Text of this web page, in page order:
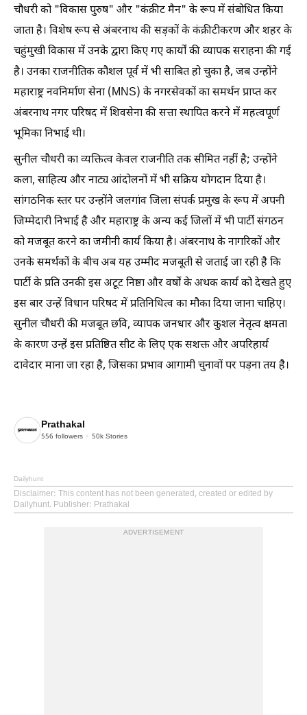
चौधरी को "विकास पुरुष" और "कंक्रीट मैन" के रूप में संबोधित किया
जाता है। विशेष रूप से अंबरनाथ की सड़कों के कंक्रीटीकरण और शहर के
चहुंमुखी विकास में उनके द्वारा किए गए कार्यों की व्यापक सराहना की गई
है। उनका राजनीतिक कौशल पूर्व में भी साबित हो चुका है, जब उन्होंने
महाराष्ट्र नवनिर्माण सेना (MNS) के नगरसेवकों का समर्थन प्राप्त कर
अंबरनाथ नगर परिषद में शिवसेना की सत्ता स्थापित करने में महत्वपूर्ण
भूमिका निभाई थी।
सुनील चौधरी का व्यक्तित्व केवल राजनीति तक सीमित नहीं है; उन्होंने
कला, साहित्य और नाट्य आंदोलनों में भी सक्रिय योगदान दिया है।
सांगठनिक स्तर पर उन्होंने जलगांव जिला संपर्क प्रमुख के रूप में अपनी
जिम्मेदारी निभाई है और महाराष्ट्र के अन्य कई जिलों में भी पार्टी संगठन
को मजबूत करने का जमीनी कार्य किया है। अंबरनाथ के नागरिकों और
उनके समर्थकों के बीच अब यह उम्मीद मजबूती से जताई जा रही है कि
पार्टी के प्रति उनकी इस अटूट निष्ठा और वर्षों के अथक कार्य को देखते हुए
इस बार उन्हें विधान परिषद में प्रतिनिधित्व का मौका दिया जाना चाहिए।
सुनील चौधरी की मजबूत छवि, व्यापक जनधार और कुशल नेतृत्व क्षमता
के कारण उन्हें इस प्रतिष्ठित सीट के लिए एक सशक्त और अपरिहार्य
दावेदार माना जा रहा है, जिसका प्रभाव आगामी चुनावों पर पड़ना तय है।
Prathakal
556 followers 50k Stories
Dailyhunt
Disclaimer: This content has not been generated, created or edited by
Dailyhunt. Publisher: Prathakal
ADVERTISEMENT